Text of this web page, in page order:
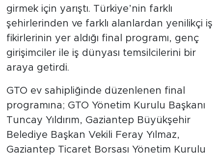
girmek için yarıştı. Türkiye’nin farklı
şehirlerinden ve farklı alanlardan yenilikçi iş
fikirlerinin yer aldığı final programı, genç
girişimciler ile iş dünyası temsilcilerini bir
araya getirdi.
GTO ev sahipliğinde düzenlenen final
programına; GTO Yönetim Kurulu Başkanı
Tuncay Yıldırım, Gaziantep Büyükşehir
Belediye Başkan Vekili Feray Yılmaz,
Gaziantep Ticaret Borsası Yönetim Kurulu